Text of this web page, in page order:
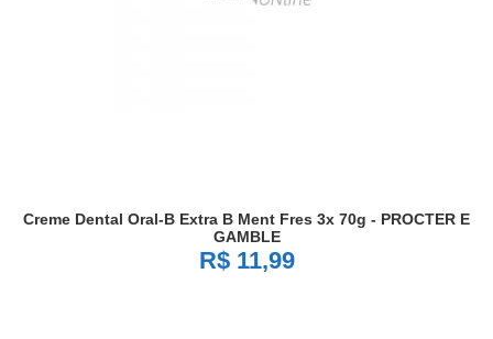
Creme Dental Oral-B Extra B Ment Fres 3x 70g - PROCTER E
GAMBLE
R$ 11,99